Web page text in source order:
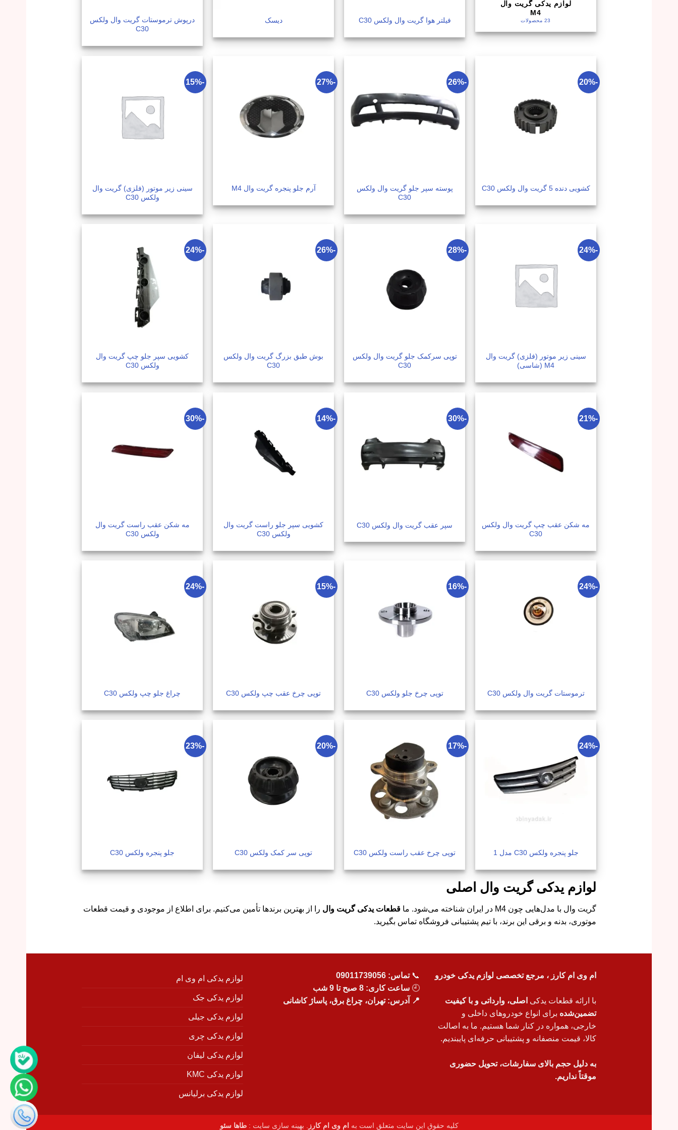
لوازم یدکی گریت وال
M4
23 محصولات فیلتر هوا گریت وال ولکس C30 دیسک
درپوش ترموستات گریت وال ولکس
C30
-20%
کشویی دنده 5 گریت وال ولکس C30
-26%
پوسته سپر جلو گریت وال ولکس
C30
-27%
آرم جلو پنجره گریت وال M4
-15%
سینی زیر موتور (فلزی) گریت وال
ولکس C30
-24%
سینی زیر موتور (فلزی) گریت وال
M4 (شاسی)
-28%
توپی سرکمک جلو گریت وال ولکس
C30
-26%
بوش طبق بزرگ گریت وال ولکس
C30
-24%
کشویی سپر جلو چپ گریت وال
ولکس C30
-21%
مه شکن عقب چپ گریت وال ولکس
C30
-30%
سپر عقب گریت وال ولکس C30
-14%
کشویی سپر جلو راست گریت وال
ولکس C30
-30%
مه شکن عقب راست گریت وال
ولکس C30
-24%
ترموستات گریت وال ولکس C30
-16%
توپی چرخ جلو ولکس C30
-15%
توپی چرخ عقب چپ ولکس C30
-24%
چراغ جلو چپ ولکس C30
-24%
جلو پنجره ولکس C30 مدل 1
-17%
توپی چرخ عقب راست ولکس C30
-20%
توپی سر کمک ولکس C30
-23%
جلو پنجره ولکس C30
لوازم یدکی گریت وال اصلی
گریت وال با مدل‌هایی چون M4 در ایران شناخته می‌شود. ما قطعات یدکی گریت وال را از بهترین برندها تأمین می‌کنیم. برای اطلاع از موجودی و قیمت قطعات
موتوری، بدنه و برقی این برند، با تیم پشتیبانی فروشگاه تماس بگیرید.
ام وی ام کارز ، مرجع تخصصی لوازم یدکی خودرو
با ارائه قطعات یدکی اصلی، وارداتی و با کیفیت
تضمین‌شده برای انواع خودروهای داخلی و
خارجی، همواره در کنار شما هستیم. ما به اصالت
کالا، قیمت منصفانه و پشتیبانی حرفه‌ای پایبندیم.
به دلیل حجم بالای سفارشات، تحویل حضوری
موقتاً نداریم.
📞تماس: 09011739056
🕘 ساعت کاری: 8 صبح تا 9 شب
📍 آدرس: تهران، چراغ برق، پاساژ کاشانی
لوازم یدکی ام وی ام
لوازم یدکی جک
لوازم یدکی جیلی
لوازم یدکی چری
لوازم یدکی لیفان
لوازم یدکی KMC
لوازم یدکی برلیانس
کلیه حقوق این سایت متعلق است به ام وی ام کارز . بهینه سازی سایت :طاها سئو